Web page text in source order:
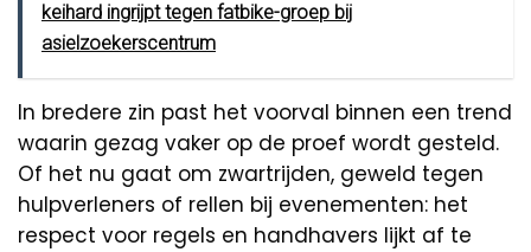
keihard ingrijpt tegen fatbike-groep bij
asielzoekerscentrum
In bredere zin past het voorval binnen een trend
waarin gezag vaker op de proef wordt gesteld.
Of het nu gaat om zwartrijden, geweld tegen
hulpverleners of rellen bij evenementen: het
respect voor regels en handhavers lijkt af te